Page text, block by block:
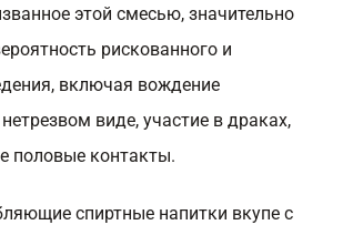
этой смесью, значительно
рискованного и
включая вождение
виде, участие в драках,
половые контакты.
спиртные напитки вкупе с